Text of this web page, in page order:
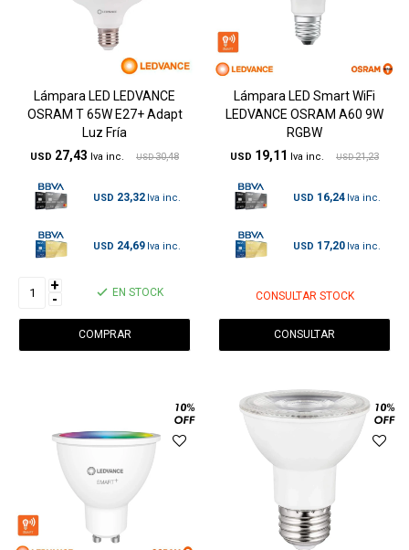
Lámpara LED LEDVANCE
OSRAM T 65W E27+ Adapt
Luz Fría
USD 27,43 USD 30,48
USD 23,32
USD 24,69
+
- EN STOCK
Lámpara LED Smart WiFi
LEDVANCE OSRAM A60 9W
RGBW
USD 19,11 USD 21,23
USD 16,24
USD 17,20
CONSULTAR STOCK
CONSULTAR